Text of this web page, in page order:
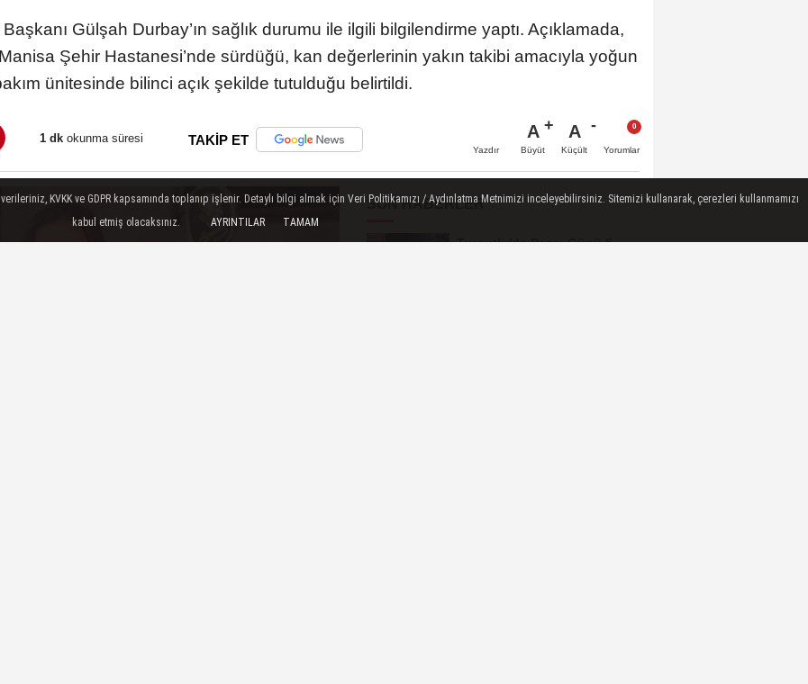
Gülşah Durbay’ın sağlık durumu ile ilgili bilgilendirme yaptı. Açıklamada,
Şehir Hastanesi’nde sürdüğü, kan değerlerinin yakın takibi amacıyla yoğun
ünitesinde bilinci açık şekilde tutulduğu belirtildi.
1 dk okunma süresi TAKİP ET
Yazdır
A
Büyüt
A
Küçült Yorumlar
SON HABERLER
Turgutlu'da Pazar Günü 5
KVKK ve GDPR kapsamında toplanıp işlenir. Detaylı bilgi almak için Veri Politikamızı / Aydınlatma Metnimizi inceleyebilirsiniz. Sitemizi kullanarak, çerezleri kullanmamızı
kabul etmiş olacaksınız.
AYRINTILAR TAMAM